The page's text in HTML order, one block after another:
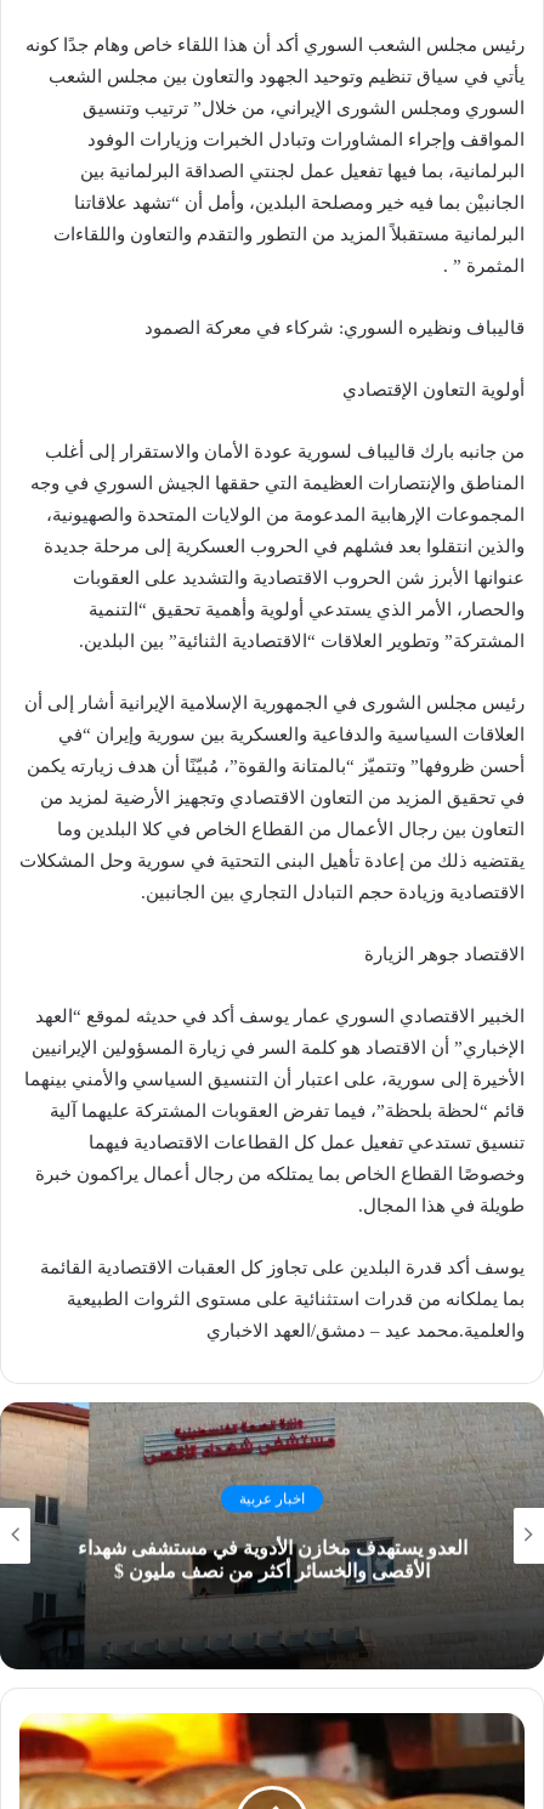
رئيس مجلس الشعب السوري أكد أن هذا اللقاء خاص وهام جدًا كونه
يأتي في سياق تنظيم وتوحيد الجهود والتعاون بين مجلس الشعب
السوري ومجلس الشورى الإيراني، من خلال” ترتيب وتنسيق
المواقف وإجراء المشاورات وتبادل الخبرات وزيارات الوفود
البرلمانية، بما فيها تفعيل عمل لجنتي الصداقة البرلمانية بين
الجانبيْن بما فيه خير ومصلحة البلدين، وأمل أن “تشهد علاقاتنا
البرلمانية مستقبلاً المزيد من التطور والتقدم والتعاون واللقاءات
المثمرة ” .
قاليباف ونظيره السوري: شركاء في معركة الصمود
أولوية التعاون الإقتصادي
من جانبه بارك قاليباف لسورية عودة الأمان والاستقرار إلى أغلب
المناطق والإنتصارات العظيمة التي حققها الجيش السوري في وجه
المجموعات الإرهابية المدعومة من الولايات المتحدة والصهيونية،
والذين انتقلوا بعد فشلهم في الحروب العسكرية إلى مرحلة جديدة
عنوانها الأبرز شن الحروب الاقتصادية والتشديد على العقوبات
والحصار، الأمر الذي يستدعي أولوية وأهمية تحقيق “التنمية
المشتركة” وتطوير العلاقات “الاقتصادية الثنائية” بين البلدين.
رئيس مجلس الشورى في الجمهورية الإسلامية الإيرانية أشار إلى أن
العلاقات السياسية والدفاعية والعسكرية بين سورية وإيران “في
أحسن ظروفها” وتتميّز “بالمتانة والقوة”، مُبيّنًا أن هدف زيارته يكمن
في تحقيق المزيد من التعاون الاقتصادي وتجهيز الأرضية لمزيد من
التعاون بين رجال الأعمال من القطاع الخاص في كلا البلدين وما
يقتضيه ذلك من إعادة تأهيل البنى التحتية في سورية وحل المشكلات
الاقتصادية وزيادة حجم التبادل التجاري بين الجانبين.
الاقتصاد جوهر الزيارة
الخبير الاقتصادي السوري عمار يوسف أكد في حديثه لموقع “العهد
الإخباري” أن الاقتصاد هو كلمة السر في زيارة المسؤولين الإيرانيين
الأخيرة إلى سورية، على اعتبار أن التنسيق السياسي والأمني بينهما
قائم “لحظة بلحظة”، فيما تفرض العقوبات المشتركة عليهما آلية
تنسيق تستدعي تفعيل عمل كل القطاعات الاقتصادية فيهما
وخصوصًا القطاع الخاص بما يمتلكه من رجال أعمال يراكمون خبرة
طويلة في هذا المجال.
يوسف أكد قدرة البلدين على تجاوز كل العقبات الاقتصادية القائمة
بما يملكانه من قدرات استثنائية على مستوى الثروات الطبيعية
والعلمية.محمد عيد – دمشق/العهد الاخباري
اخبار عربية
العدو يستهدف مخازن الأدوية في مستشفى شهداء
الأقصى والخسائر أكثر من نصف مليون $